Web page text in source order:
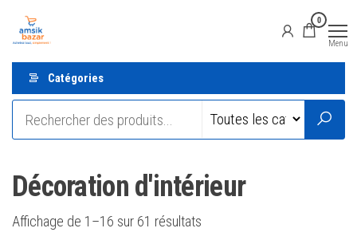
0
Menu
Catégories
Décoration d'intérieur
Affichage de 1–16 sur 61 résultats